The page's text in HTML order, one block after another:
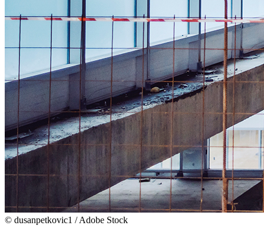
© dusanpetkovic1 / Adobe Stock